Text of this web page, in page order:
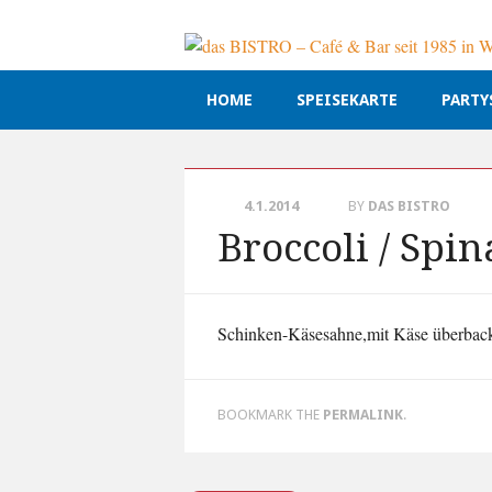
Main menu
content
HOME SPEISEKARTE
4.1.2014 BY DAS BISTRO
Broccoli /
Schinken-Käsesahne,mit Käse
BOOKMARK THE PERMALINK.